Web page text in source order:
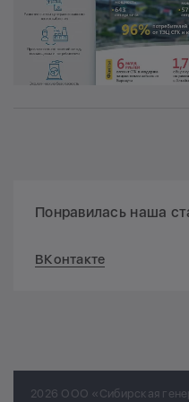
Понравилась наша
ВКонтакте
2026 ООО «Сибирская